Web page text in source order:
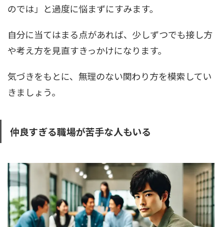
のでは」と過度に悩まずにすみます。
自分に当てはまる点があれば、少しずつでも接し方
や考え方を見直すきっかけになります。
気づきをもとに、無理のない関わり方を模索してい
きましょう。
仲良すぎる職場が苦手な人もいる